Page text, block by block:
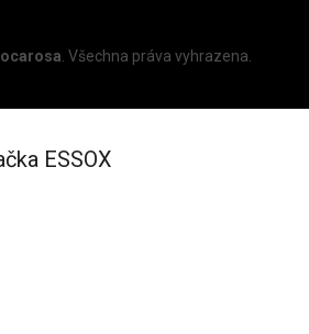
. Všechna práva vyhrazena.
ESSOX